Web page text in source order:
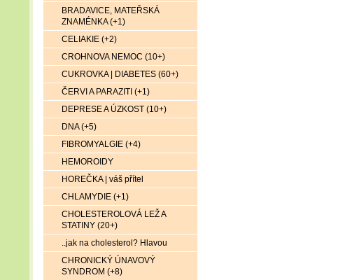
BRADAVICE, MATEŘSKÁ
ZNAMÉNKA (+1)
CELIAKIE (+2)
CROHNOVA NEMOC (10+)
CUKROVKA | DIABETES (60+)
ČERVI A PARAZITI (+1)
DEPRESE A ÚZKOST (10+)
DNA (+5)
FIBROMYALGIE (+4)
HEMOROIDY
HOREČKA | váš přítel
CHLAMYDIE (+1)
CHOLESTEROLOVÁ LEŽ A
STATINY (20+)
..jak na cholesterol? Hlavou
CHRONICKÝ ÚNAVOVÝ
SYNDROM (+8)